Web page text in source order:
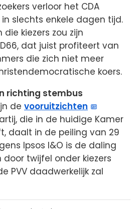
verloor het CDA
slechts enkele dagen tijd.
kiezers zou zijn
dat juist profiteert van
die zich niet meer
koers.
richting stembus
de vooruitzichten
die in de huidige Kamer
daalt in de peiling van 29
Ipsos I&O is de daling
twijfel onder kiezers
PVV daadwerkelijk zal